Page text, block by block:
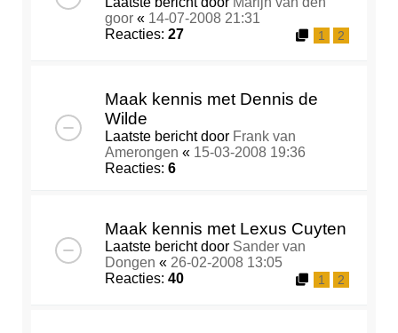
goor « 14-07-2008 21:31
Reacties: 27 1 2
Maak kennis met Dennis de
Wilde
Laatste bericht door Frank van
Amerongen « 15-03-2008 19:36
Reacties: 6
Maak kennis met Lexus Cuyten
Laatste bericht door Sander van
Dongen « 26-02-2008 13:05
Reacties: 40 1 2